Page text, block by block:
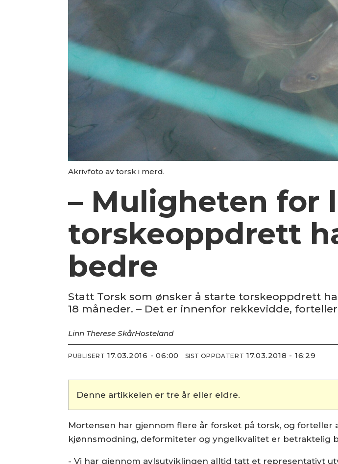
Akrivfoto av torsk i merd.
– Muligheten for
torskeoppdrett
bedre
Statt Torsk som ønsker å starte torskeoppdrett
18 måneder. – Det er innenfor rekkevidde,
Linn Therese SkårHosteland
PUBLISERT 17.03.2016 - 06:00 SIST OPPDATERT 17.03.2018 - 16:29
Denne artikkelen er tre år eller eldre.
Mortensen har gjennom flere år forsket på torsk, og
kjønnsmodning, deformiteter og yngelkvalitet er betraktelig
- Vi har gjennom avlsutviklingen alltid tatt et representativt